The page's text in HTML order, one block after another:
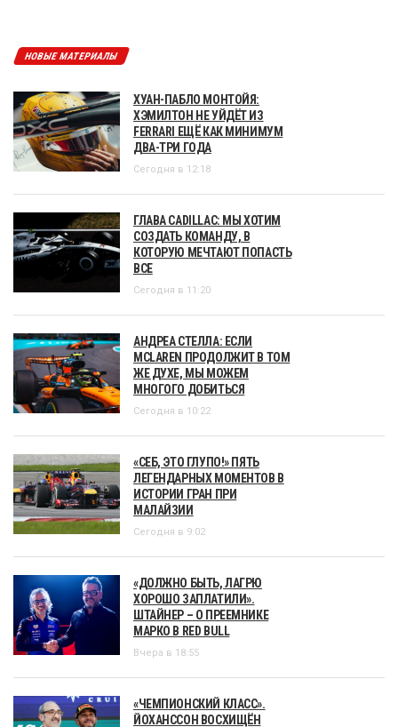
НОВЫЕ МАТЕРИАЛЫ
ХУАН-ПАБЛО МОНТОЙЯ:
ХЭМИЛТОН НЕ УЙДЁТ ИЗ
FERRARI ЕЩЁ КАК МИНИМУМ
ДВА-ТРИ ГОДА
Сегодня в 12:18
ГЛАВА CADILLAC: МЫ ХОТИМ
СОЗДАТЬ КОМАНДУ, В
КОТОРУЮ МЕЧТАЮТ ПОПАСТЬ
ВСЕ
Сегодня в 11:20
АНДРЕА СТЕЛЛА: ЕСЛИ
MCLAREN ПРОДОЛЖИТ В ТОМ
ЖЕ ДУХЕ, МЫ МОЖЕМ
МНОГОГО ДОБИТЬСЯ
Сегодня в 10:22
«СЕБ, ЭТО ГЛУПО!» ПЯТЬ
ЛЕГЕНДАРНЫХ МОМЕНТОВ В
ИСТОРИИ ГРАН ПРИ
МАЛАЙЗИИ
Сегодня в 9:02
«ДОЛЖНО БЫТЬ, ЛАГРЮ
ХОРОШО ЗАПЛАТИЛИ».
ШТАЙНЕР – О ПРЕЕМНИКЕ
МАРКО В RED BULL
Вчера в 18:55
«ЧЕМПИОНСКИЙ КЛАСС».
ЙОХАНССОН ВОСХИЩЁН